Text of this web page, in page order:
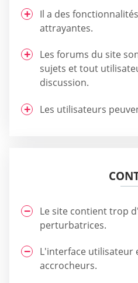
Il a des
attrayantes.
Les forums du site
sujets et tout
discussion.
Les utilisateurs
Le site contient trop
perturbatrices.
L'interface utilisateur
accrocheurs.